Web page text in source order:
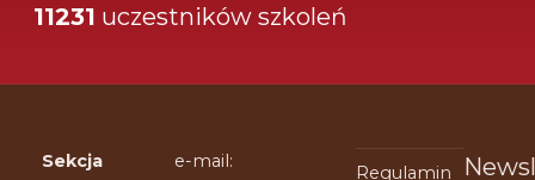
11231 uczestników szkoleń
Sekcja
e-mail:
Regulamin